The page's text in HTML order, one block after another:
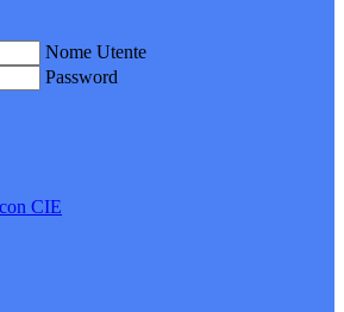
Nome Utente
Password
CIE